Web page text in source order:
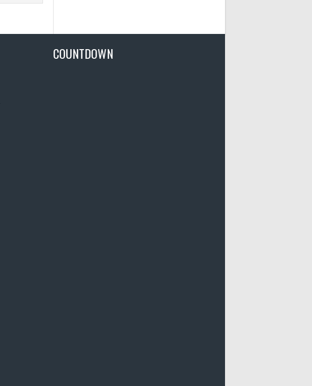
COUNTDOWN